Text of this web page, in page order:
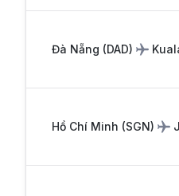
Đà Nẵng (DAD)
Hồ Chí Minh (SGN)